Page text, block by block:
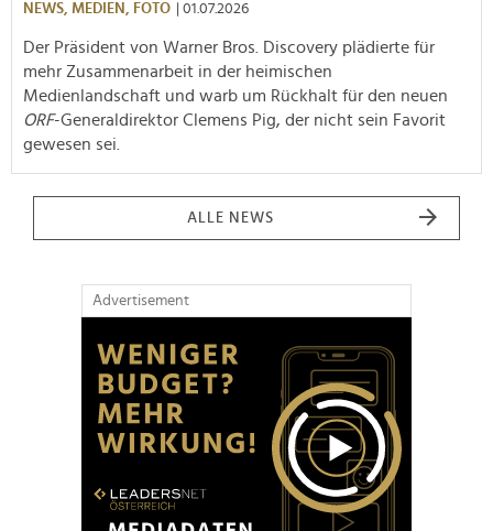
NEWS, MEDIEN, FOTO | 01.07.2026
Der Präsident von Warner Bros. Discovery plädierte für
mehr Zusammenarbeit in der heimischen
Medienlandschaft und warb um Rückhalt für den neuen
ORF-Generaldirektor Clemens Pig, der nicht sein Favorit
gewesen sei.
ALLE NEWS
Advertisement